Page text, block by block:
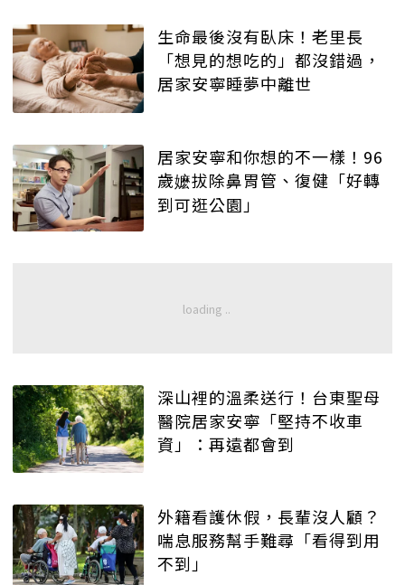
生命最後沒有臥床！老里長
「想見的想吃的」都沒錯過，
居家安寧睡夢中離世
居家安寧和你想的不一樣！96
歲嬷拔除鼻胃管、復健「好轉
到可逛公園」
深山裡的溫柔送行！台東聖母
醫院居家安寧「堅持不收車
資」：再遠都會到
外籍看護休假，長輩沒人顧？
喘息服務幫手難尋「看得到用
不到」